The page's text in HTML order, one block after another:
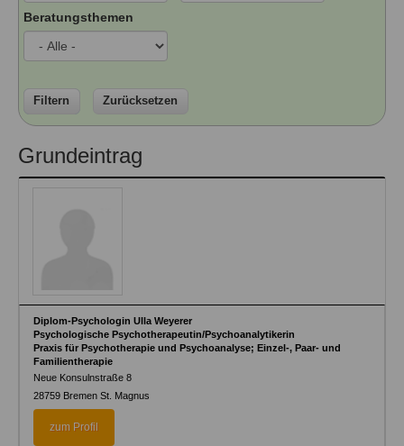
Qualitätssicherung
Qualität unserer Therapeuten
Familienthemen
Veranstaltungen
Seminare und Kurse
Fortbildungen
Ausbildungsinstitute
Information über Qualifikation
Liste der Fachverbände
Sitemap
Links
Formular zur Registrierung
Beratungsthemen
Filtern Zurücksetzen
Grundeintrag
Diplom-Psychologin Ulla Weyerer
Psychologische Psychotherapeutin/Psychoanalytikerin
Praxis für Psychotherapie und Psychoanalyse; Einzel-, Paar- und
Familientherapie
Neue Konsulnstraße 8
28759 Bremen St. Magnus
zum Profil